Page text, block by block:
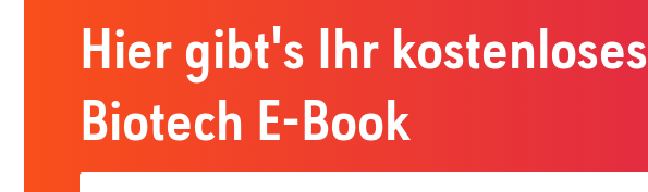
Hier gibt's Ihr kostenloses
Biotech E-Book